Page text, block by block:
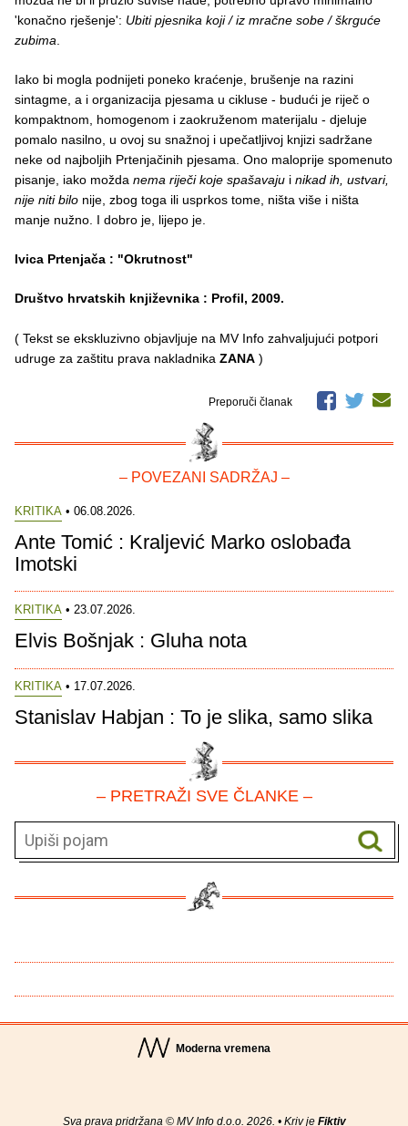
'konačno rješenje': Ubiti pjesnika koji / iz mračne sobe / škrguće
zubima
Iako bi mogla podnijeti poneko kraćenje, brušenje na razini
sintagme, a i organizacija pjesama u cikluse - budući je riječ o
kompaktnom, homogenom i zaokruženom materijalu - djeluje
pomalo nasilno, u ovoj su snažnoj i upečatljivoj knjizi sadržane
neke od najboljih Prtenjačinih pjesama. Ono maloprije spomenuto
pisanje, iako možda nema riječi koje spašavaju i nikad ih, ustvari,
nije niti bilo nije, zbog toga ili usprkos tome, ništa više i ništa
manje nužno. I dobro je, lijepo je.
Ivica Prtenjača : "Okrutnost"
Društvo hrvatskih književnika : Profil, 2009.
( Tekst se ekskluzivno objavljuje na MV Info zahvaljujući potpori
udruge za zaštitu prava nakladnika ZANA )
Preporuči članak
– POVEZANI SADRŽAJ –
KRITIKA • 06.08.2026.
Ante Tomić : Kraljević Marko oslobađa
Imotski
KRITIKA • 23.07.2026.
Elvis Bošnjak : Gluha nota
KRITIKA • 17.07.2026.
Stanislav Habjan : To je slika, samo slika
– PRETRAŽI SVE ČLANKE –
Moderna vremena
Sva prava pridržana © MV Info d.o.o. 2026. • Kriv je Fiktiv